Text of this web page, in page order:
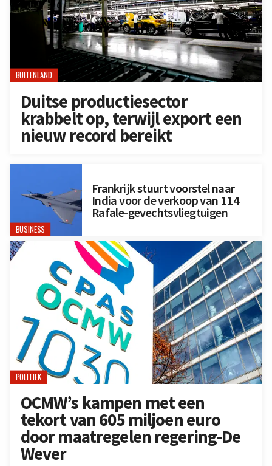
BUITENLAND
Duitse productiesector
krabbelt op, terwijl export een
nieuw record bereikt
BUSINESS
Frankrijk stuurt voorstel naar
India voor de verkoop van 114
Rafale-gevechtsvliegtuigen
POLITIEK
OCMW’s kampen met een
tekort van 605 miljoen euro
door maatregelen regering-De
Wever